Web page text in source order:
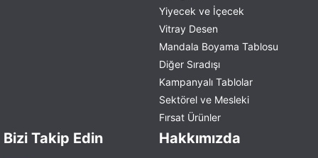
Yiyecek ve İçecek
Vitray Desen
Mandala Boyama Tablosu
Diğer Sıradışı
Kampanyalı Tablolar
Sektörel ve Mesleki
Fırsat Ürünler
Bizi Takip Edin Hakkımızda